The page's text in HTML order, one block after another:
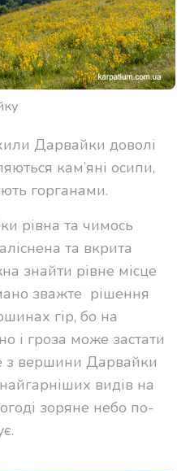
Дарвайки доволі
кам’яні осипи,
горганами.
рівна та чимось
та вкрита
знайти рівне місце
зважте рішення
гір, бо на
і гроза може застати
з вершини Дарвайки
видів на
зоряне небо по-